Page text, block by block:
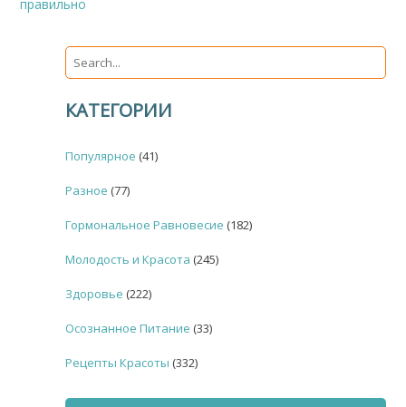
правильно
КАТЕГОРИИ
Популярное (41)
Разное (77)
Гормональное Равновесие (182)
Молодость и Красота (245)
Здоровье (222)
Осознанное Питание (33)
Рецепты Красоты (332)